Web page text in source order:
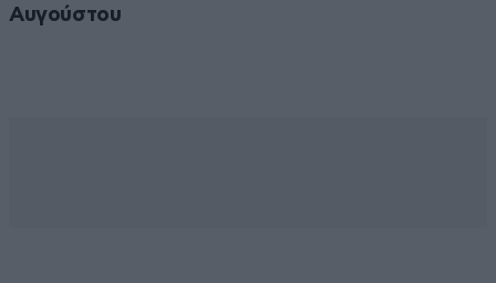
Αυγούστου